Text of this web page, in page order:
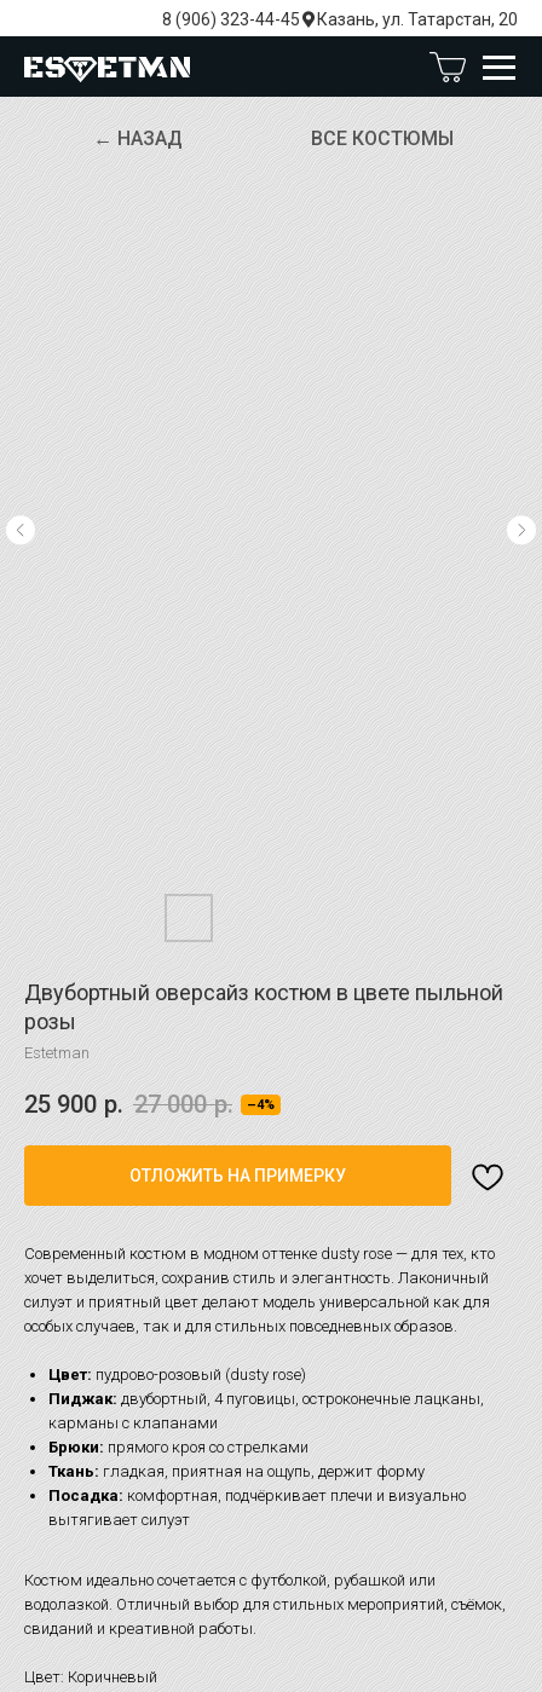
8 (906) 323-44-45 Казань, ул. Татарстан, 20
ВСЕ КОСТЮМЫ
← НАЗАД
Двубортный оверсайз костюм в цвете пыльной
розы
Estetman
25 900 р. 27 000 р. –4%
ОТЛОЖИТЬ НА ПРИМЕРКУ
Современный костюм в модном оттенке dusty rose — для тех, кто
хочет выделиться, сохранив стиль и элегантность. Лаконичный
силуэт и приятный цвет делают модель универсальной как для
особых случаев, так и для стильных повседневных образов.
Цвет: пудрово-розовый (dusty rose)
Пиджак: двубортный, 4 пуговицы, остроконечные лацканы,
карманы с клапанами
Брюки: прямого кроя со стрелками
Ткань: гладкая, приятная на ощупь, держит форму
Посадка: комфортная, подчёркивает плечи и визуально
вытягивает силуэт
Костюм идеально сочетается с футболкой, рубашкой или
водолазкой. Отличный выбор для стильных мероприятий, съёмок,
свиданий и креативной работы.
Цвет: Коричневый